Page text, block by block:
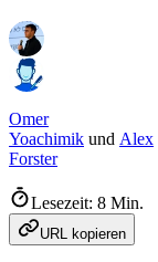
Omer
Yoachimik und Alex
Forster
Lesezeit: 8 Min.
URL kopieren